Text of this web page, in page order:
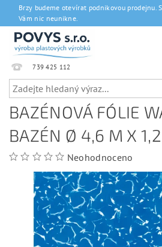
Brzy budeme otevírat podnikovou prodejnu.
Vám nic neunikne.
739 425 112
BAZÉNOVÁ FÓLIE
BAZÉN Ø 4,6 M X
Neohodnoceno